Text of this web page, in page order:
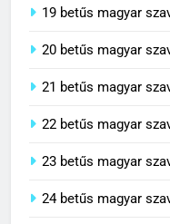
19 betűs magyar
20 betűs magyar
21 betűs magyar
22 betűs magyar
23 betűs magyar
24 betűs magyar